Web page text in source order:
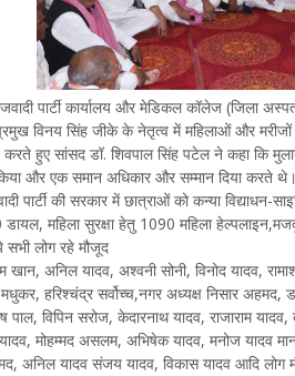
पार्टी कार्यालय और मेडिकल कॉलेज (जिला
विनय सिंह जीके के नेतृत्व में महिलाओं और मरीजों
करते हुए सांसद डॉ. शिवपाल सिंह पटेल ने कहा कि
और एक समान अधिकार और सम्मान दिया करते थे।
पार्टी की सरकार में छात्राओं को कन्या
डायल, महिला सुरक्षा हेतु 1090 महिला
सभी लोग रहे मौजूद
अनिल यादव, अश्वनी सोनी, विनोद यादव,
हरिश्चंद्र सर्वोच्च,नगर अध्यक्ष निसार अहमद,
पाल, विपिन सरोज, केदारनाथ यादव, राजाराम
मोहम्मद असलम, अभिषेक यादव, मनोज यादव
अनिल यादव संजय यादव, विकास यादव आदि लोग